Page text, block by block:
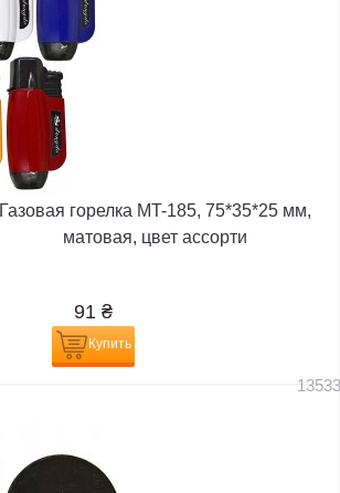
Газовая горелка MT-185, 75*35*25 мм,
матовая, цвет ассорти
91 ₴
Купить